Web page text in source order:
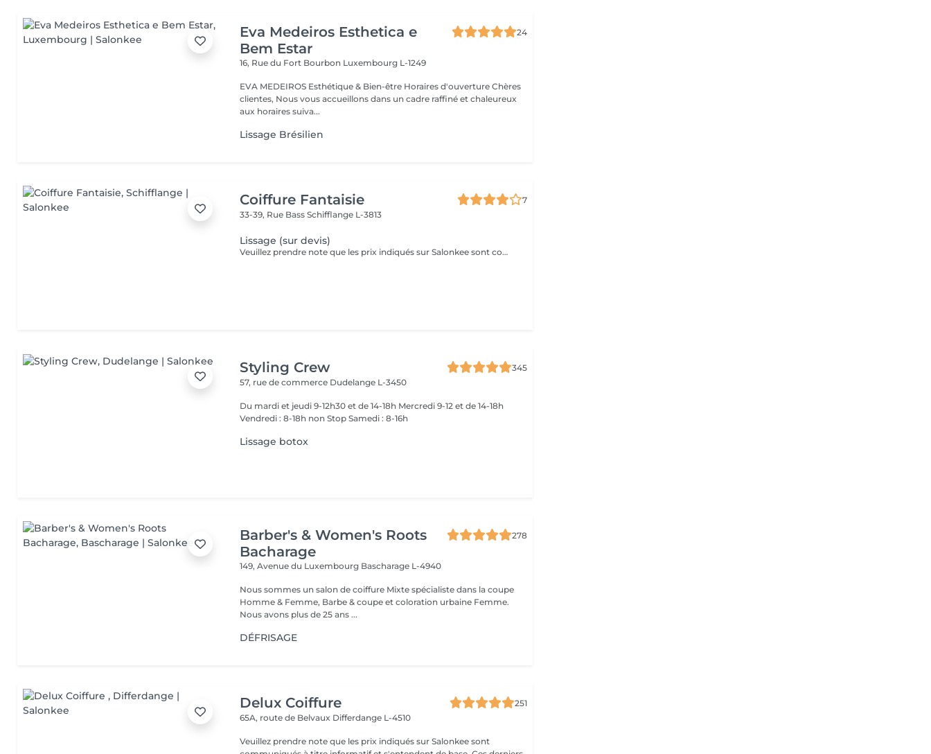
Eva Medeiros Esthetica e
Bem Estar
24
16, Rue du Fort Bourbon Luxembourg L-1249
EVA MEDEIROS Esthétique & Bien-être Horaires d'ouverture Chères
clientes, Nous vous accueillons dans un cadre raffiné et chaleureux
aux horaires suiva...
Lissage Brésilien
Coiffure Fantaisie
7
33-39, Rue BassSchifflange L-3813
Lissage (sur devis)
Veuillez prendre note que les prix indiqués sur Salonkee sont communiqués à titre informatif et s'entendent de base. Ces derniers sont susceptibles de varier selon le diagnostic réalisé à votre arrivée au salon et l'expertise du professionnel à qui vous confiez votre beauté. Dans tous les cas, un devis précis vous sera proposé et toutes réalisations de prestations seront effectuées avec votre accord. Un grand merci d'avance pour votre compréhension. Au plaisir de vous recevoir très vite.
Styling Crew
345
57, rue de commerce Dudelange L-3450
Du mardi et jeudi 9-12h30 et de 14-18h Mercredi 9-12 et de 14-18h
Vendredi : 8-18h non Stop Samedi : 8-16h
Lissage botox
Barber's & Women's Roots
Bacharage
278
149, Avenue du Luxembourg Bascharage L-4940
Nous sommes un salon de coiffure Mixte spécialiste dans la coupe
Homme & Femme, Barbe & coupe et coloration urbaine Femme.
Nous avons plus de 25 ans ...
DÉFRISAGE
Delux Coiffure
251
65A, route de Belvaux Differdange L-4510
Veuillez prendre note que les prix indiqués sur Salonkee sont